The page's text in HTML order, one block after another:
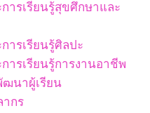
ารเรียนรู้สุขศึกษาและ
ารเรียนรู้ศิลปะ
ารเรียนรู้การงานอาชีพ
ฒนาผู้เรียน
ากร